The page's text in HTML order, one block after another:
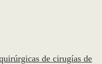
de cirugías de